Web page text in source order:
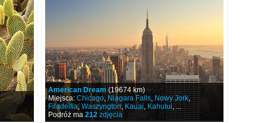
American Dream (19674 km)
Miejsca: Chicago, Niagara Falls, Nowy Jork,
Filadelfia, Waszyngton, Kauai, Kahului, ...
Podróż ma 212zdjęcia